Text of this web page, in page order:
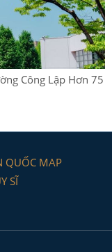
Công Lập Hơn 75
QUỐC MAP
SĨ